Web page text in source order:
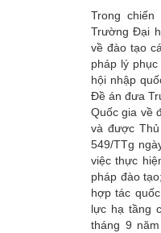
Trong
Trường Đại
về đào tạo
pháp lý
hội nhập
Đề án đưa
Quốc gia về
và được
549/TTg
việc thực
pháp đào
hợp tác
lực hạ tầng
tháng 9